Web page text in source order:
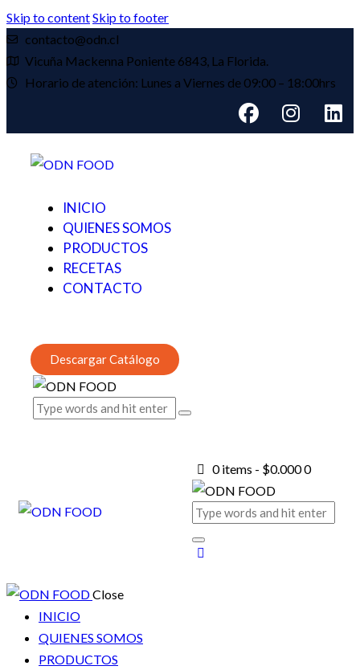
Skip to contentSkip to footer
contacto@odn.cl
Vicuña Mackenna Poniente 6843, La Florida.
Horario de atención: Lunes a Viernes de 09:00 – 18:00hrs
INICIO
QUIENES SOMOS
PRODUCTOS
RECETAS
CONTACTO
Descargar Catálogo
0 items - $0.0000
Close
INICIO
QUIENES SOMOS
PRODUCTOS